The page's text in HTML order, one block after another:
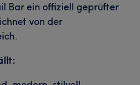
Bar ein offiziell geprüfter
von der